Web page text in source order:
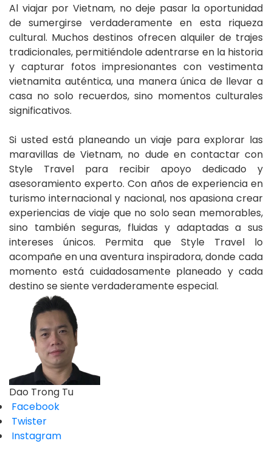
Al viajar por Vietnam, no deje pasar la oportunidad
de sumergirse verdaderamente en esta riqueza
cultural. Muchos destinos ofrecen alquiler de trajes
tradicionales, permitiéndole adentrarse en la historia
y capturar fotos impresionantes con vestimenta
vietnamita auténtica, una manera única de llevar a
casa no solo recuerdos, sino momentos culturales
significativos.
Si usted está planeando un viaje para explorar las
maravillas de Vietnam, no dude en contactar con
Style Travel para recibir apoyo dedicado y
asesoramiento experto. Con años de experiencia en
turismo internacional y nacional, nos apasiona crear
experiencias de viaje que no solo sean memorables,
sino también seguras, fluidas y adaptadas a sus
intereses únicos. Permita que Style Travel lo
acompañe en una aventura inspiradora, donde cada
momento está cuidadosamente planeado y cada
destino se siente verdaderamente especial.
Dao Trong Tu
Facebook
Twister
Instagram